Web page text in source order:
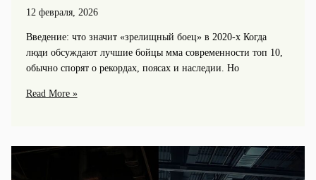
12 февраля, 2026
Введение: что значит «зрелищный боец» в 2020-х Когда
люди обсуждают лучшие бойцы мма современности топ 10,
обычно спорят о рекордах, поясах и наследии. Но
Самые
стили,
Read More »